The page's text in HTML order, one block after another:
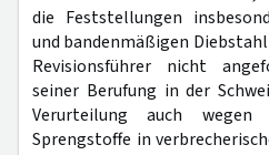
die Feststellungen
und bandenmäßigen
Revisionsführer nicht
seiner Berufung in der
Verurteilung auch wegen
Sprengstoffe in